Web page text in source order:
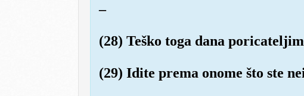
–
(28) Teško toga dana
(29) Idite prema onome što ste